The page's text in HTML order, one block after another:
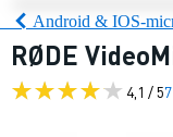
Android & IOS-
RØDE
4,1 / 5